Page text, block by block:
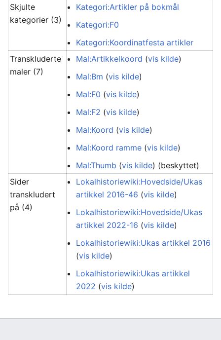
Skjulte
kategorier (3)
Kategori:Artikler på bokmål
Kategori:F0
Kategori:Koordinatfesta artikler
Transkluderte
maler (7)
Mal:Artikkelkoord (vis kilde)
Mal:Bm (vis kilde)
Mal:F0 (vis kilde)
Mal:F2 (vis kilde)
Mal:Koord (vis kilde)
Mal:Koord ramme (vis kilde)
Mal:Thumb (vis kilde) (beskyttet)
Sider
transkludert
på (4)
Lokalhistoriewiki:Hovedside/Ukas
artikkel 2016-46 (vis kilde)
Lokalhistoriewiki:Hovedside/Ukas
artikkel 2022-16 (vis kilde)
Lokalhistoriewiki:Ukas artikkel 2016
(vis kilde)
Lokalhistoriewiki:Ukas artikkel
2022 (vis kilde)